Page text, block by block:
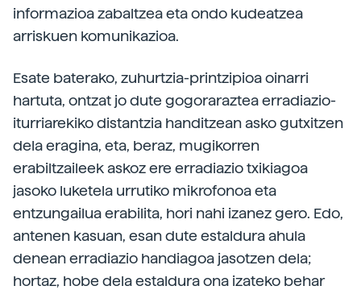
informazioa zabaltzea eta ondo kudeatzea
arriskuen komunikazioa.
Esate baterako, zuhurtzia-printzipioa oinarri
hartuta, ontzat jo dute gogoraraztea erradiazio-
iturriarekiko distantzia handitzean asko gutxitzen
dela eragina, eta, beraz, mugikorren
erabiltzaileek askoz ere erradiazio txikiagoa
jasoko luketela urrutiko mikrofonoa eta
entzungailua erabilita, hori nahi izanez gero. Edo,
antenen kasuan, esan dute estaldura ahula
denean erradiazio handiagoa jasotzen dela;
hortaz, hobe dela estaldura ona izateko behar